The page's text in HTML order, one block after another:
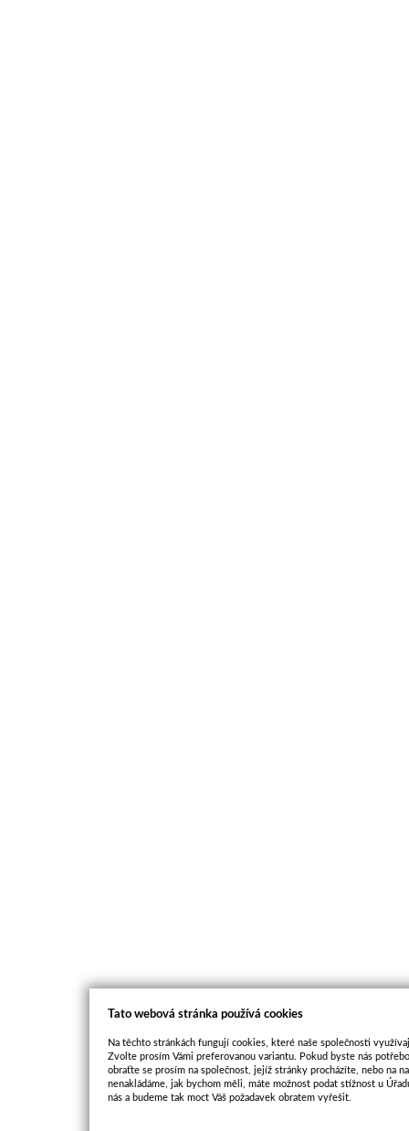
Tato webová stránka používá cookies
Na těchto stránkách fungují cookies, které naše společnosti
Zvolte prosím Vámi preferovanou variantu. Pokud byste nás
obraťte se prosím na společnost, jejíž stránky procházíte, nebo na
nenakládáme, jak bychom měli, máte možnost podat stížnost u
nás a budeme tak moct Váš požadavek obratem vyřešit.